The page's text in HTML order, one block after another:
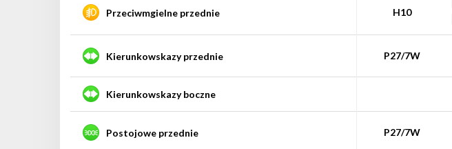
Przeciwmgielne przednie H10
Kierunkowskazy przednie P27/7W
Kierunkowskazy boczne
Postojowe przednie P27/7W